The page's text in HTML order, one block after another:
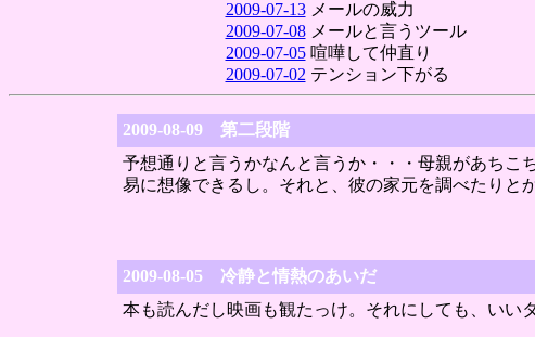
2009-07-13メールの威力
2009-07-08メールと言うツール
2009-07-05喧嘩して仲直り
2009-07-02 テンション下がる
2009-08-09 第二段階
予想通りと言うかなんと言うか・・・母親があちこ
易に想像できるし。それと、彼の家元を調べたりと
2009-08-05 冷静と情熱のあいだ
本も読んだし映画も観たっけ。それにしても、いい